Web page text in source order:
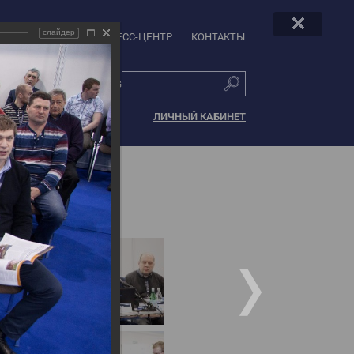
И СПОНСОРЫ ПРЕСС-ЦЕНТР КОНТАКТЫ
РУС | ENG
ЛИЧНЫЙ КАБИНЕТ
слайдер